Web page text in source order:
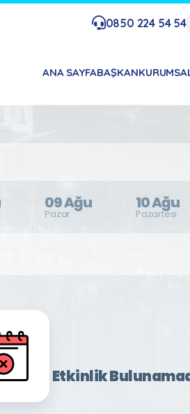
0850 224 54 54
ANA SAYFABAŞKAN
09 Ağu
Pazar
10 Ağu
Pazartesi
Etkinlik